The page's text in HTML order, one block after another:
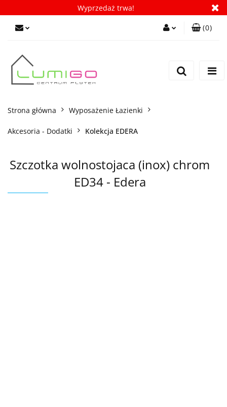
Wyprzedaż trwa!
(0)
Strona główna Wyposażenie Łazienki
Akcesoria - Dodatki Kolekcja EDERA
Szczotka wolnostojaca (inox) chrom
ED34 - Edera